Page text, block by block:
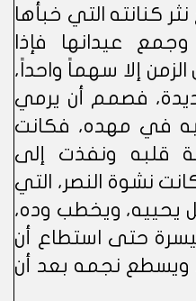
كنانته التي خبأها
عيدانها فإذا
إلا سهماً واحداً،
فصمم أن يرمي
في مهده، فكانت
قلبه ونفذت إلى
نشوة النصر، التي
يحييه، ويخطب وده،
حتى استطاع أن
ويسطع نجمه بعد أن